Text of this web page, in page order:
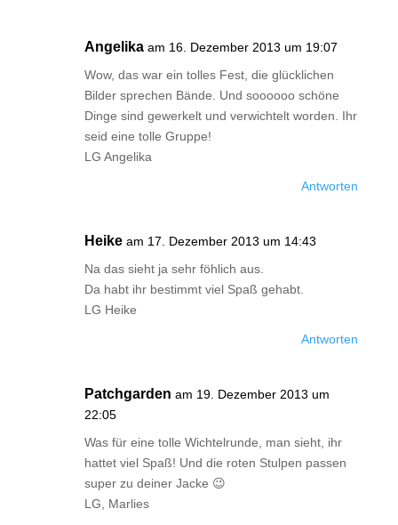
Angelika am 16. Dezember 2013 um 19:07
Wow, das war ein tolles Fest, die glücklichen
Bilder sprechen Bände. Und soooooo schöne
Dinge sind gewerkelt und verwichtelt worden. Ihr
seid eine tolle Gruppe!
LG Angelika
Antworten
Heike am 17. Dezember 2013 um 14:43
Na das sieht ja sehr föhlich aus.
Da habt ihr bestimmt viel Spaß gehabt.
LG Heike
Antworten
Patchgarden am 19. Dezember 2013 um
22:05
Was für eine tolle Wichtelrunde, man sieht, ihr
hattet viel Spaß! Und die roten Stulpen passen
super zu deiner Jacke 😉
LG, Marlies